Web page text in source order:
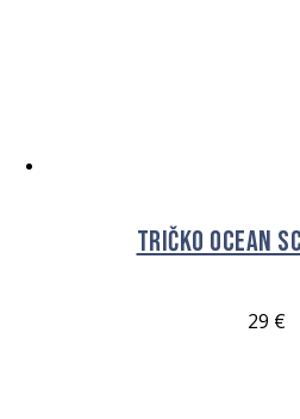
Tričko OCEAN
29 €